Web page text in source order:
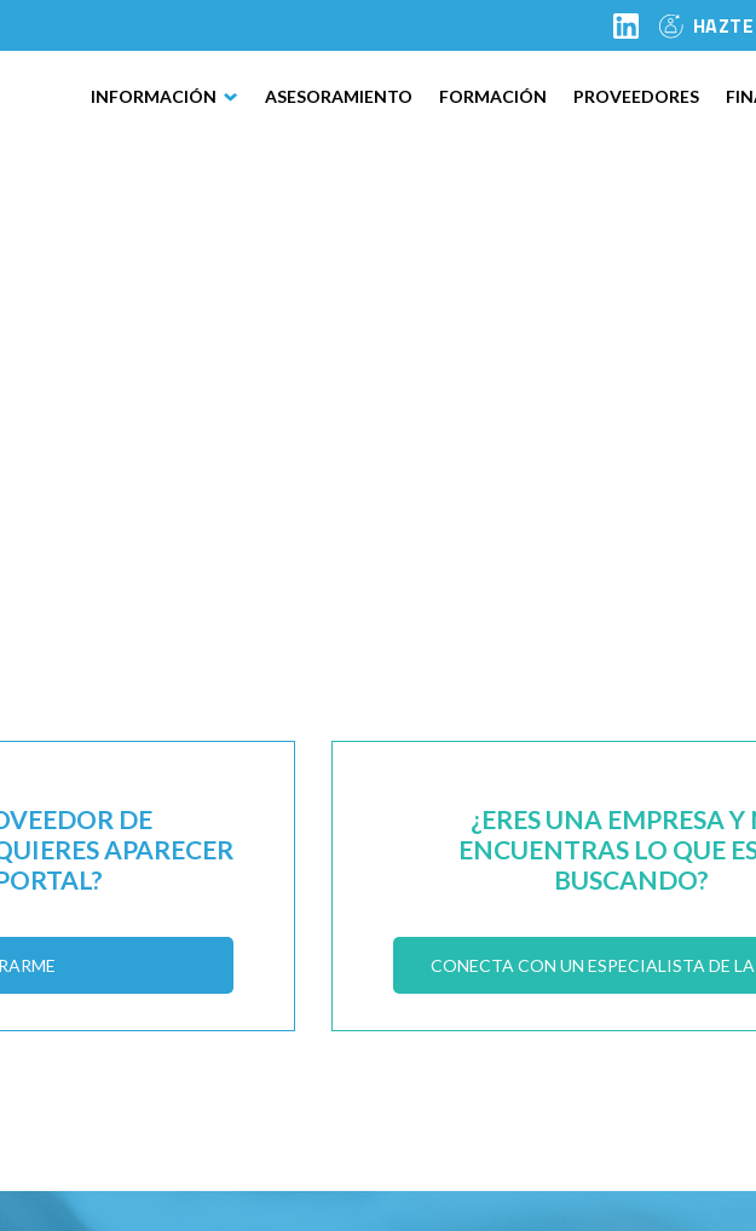
INFORMACIÓN ASESORAMIENTO FORMACIÓN PROVEEDORES
DE
APARECER
¿ERES UNA EMPRESA Y
ENCUENTRAS LO QUE
BUSCANDO?
CONECTA CON UN ESPECIALISTA DE